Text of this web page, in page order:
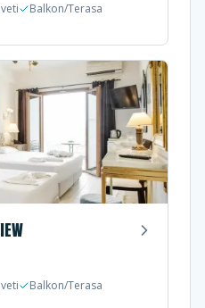
Balkon/Terasa
Balkon/Terasa